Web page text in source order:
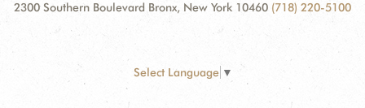
2300 Southern Boulevard Bronx, New York 10460 (718) 220-5100
Select Language ▼